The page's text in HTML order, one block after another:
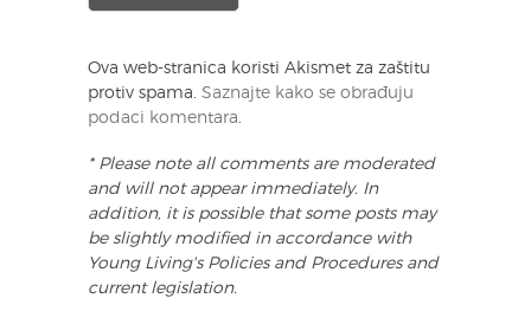
Ova web-stranica koristi Akismet za zaštitu
protiv spama. Saznajte kako se obrađuju
podaci komentara.
* Please note all comments are moderated
and will not appear immediately. In
addition, it is possible that some posts may
be slightly modified in accordance with
Young Living's Policies and Procedures and
current legislation.